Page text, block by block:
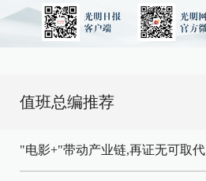
值班总编推荐
"电影+"带动产业链,再证无可取代